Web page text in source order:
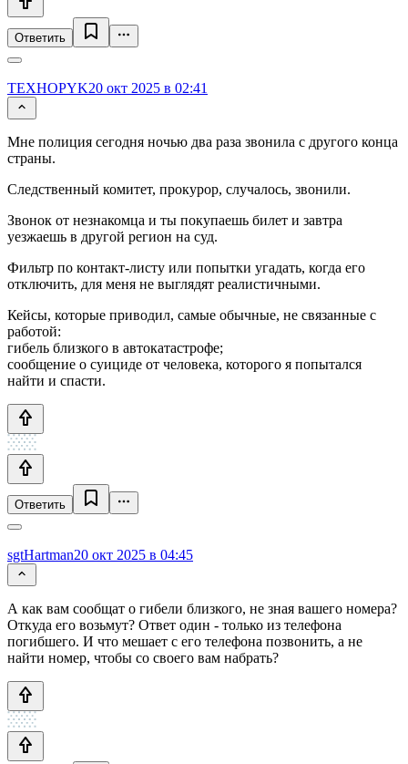
Ответить
TEXHOPYK20 окт 2025 в 02:41
Мне полиция сегодня ночью два раза звонила с другого конца
страны.
Следственный комитет, прокурор, случалось, звонили.
Звонок от незнакомца и ты покупаешь билет и завтра
уезжаешь в другой регион на суд.
Фильтр по контакт-листу или попытки угадать, когда его
отключить, для меня не выглядят реалистичными.
Кейсы, которые приводил, самые обычные, не связанные с
работой:
гибель близкого в автокатастрофе;
сообщение о суициде от человека, которого я попытался
найти и спасти.
Ответить
sgtHartman20 окт 2025 в 04:45
А как вам сообщат о гибели близкого, не зная вашего номера?
Откуда его возьмут? Ответ один - только из телефона
погибшего. И что мешает с его телефона позвонить, а не
найти номер, чтобы со своего вам набрать?